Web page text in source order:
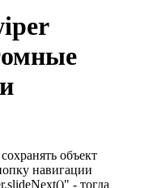
объект
навигации
- тогда